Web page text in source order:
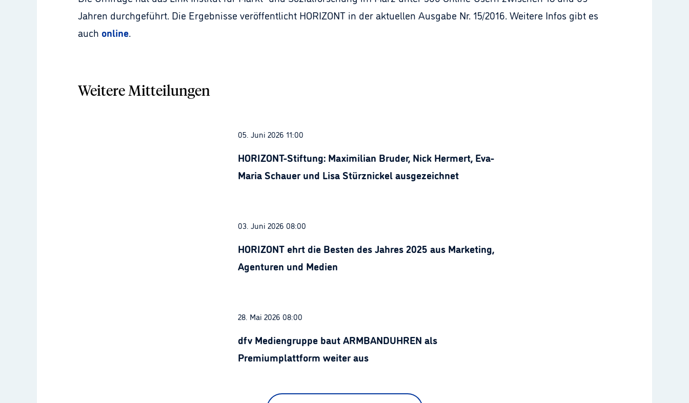
Jahren durchgeführt. Die Ergebnisse veröffentlicht HORIZONT in der aktuellen Ausgabe Nr. 15/2016. Weitere Infos gibt es
auch online.
Weitere Mitteilungen
05. Juni 2026 11:00
HORIZONT-Stiftung: Maximilian Bruder, Nick Hermert, Eva-
Maria Schauer und Lisa Stürznickel ausgezeichnet
03. Juni 2026 08:00
HORIZONT ehrt die Besten des Jahres 2025 aus Marketing,
Agenturen und Medien
28. Mai 2026 08:00
dfv Mediengruppe baut ARMBANDUHREN als
Premiumplattform weiter aus